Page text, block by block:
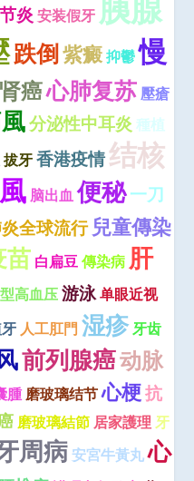
炎 安装假牙 胰腺
跌倒紫癜 抑鬱 慢
肾癌心肺复苏 壓瘡
分泌性中耳炎 種植
拔牙 香港疫情结核
脑出血 便秘一刀
全球流行兒童傳染
苗 白扁豆 傳染病 肝
高血压 游泳单眼近视
人工肛門 湿疹牙齿
前列腺癌动脉
腫磨玻璃结节 心梗抗
磨玻璃結節 居家護理 牙
周病 安宮牛黃丸 心